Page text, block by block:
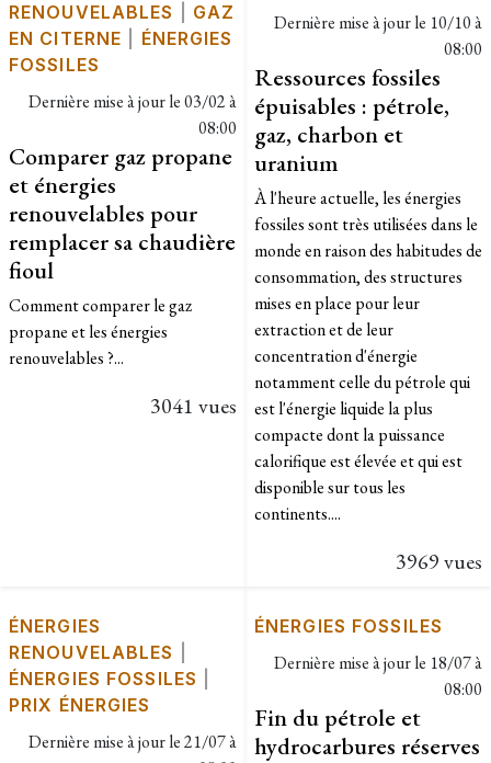
RENOUVELABLES
GAZ
EN CITERNE
ÉNERGIES
FOSSILES
Dernière mise à jour le03/02 à
08:00
Comparer gaz propane
et énergies
renouvelables pour
remplacer sa chaudière
fioul
Comment comparer le gaz
propane et les énergies
renouvelables ?...
3041 vues
Dernière mise à jour le 10/10 à
08:00
Ressources fossiles
épuisables : pétrole,
gaz, charbon et
uranium
À l'heure actuelle, les énergies
fossiles sont très utilisées dans le
monde en raison des habitudes de
consommation, des structures
mises en place pour leur
extraction et de leur
concentration d'énergie
notamment celle du pétrole qui
est l'énergie liquide la plus
compacte dont la puissance
calorifique est élevée et qui est
disponible sur tous les
continents....
3969 vues
ÉNERGIES
RENOUVELABLES
ÉNERGIES FOSSILES
PRIX ÉNERGIES
Dernière mise à jour le21/07 à
ÉNERGIES FOSSILES
Dernière mise à jour le 18/07 à
08:00
Fin du pétrole et
hydrocarbures réserves